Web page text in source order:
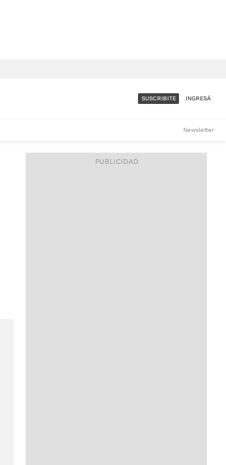
ACCESO FULL - $1.800/MES
SUSCRIBITE INGRESÁ
Newsletter